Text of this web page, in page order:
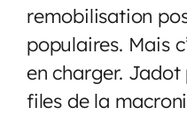
remobilisation
populaires. Mais
en charger.
files de la